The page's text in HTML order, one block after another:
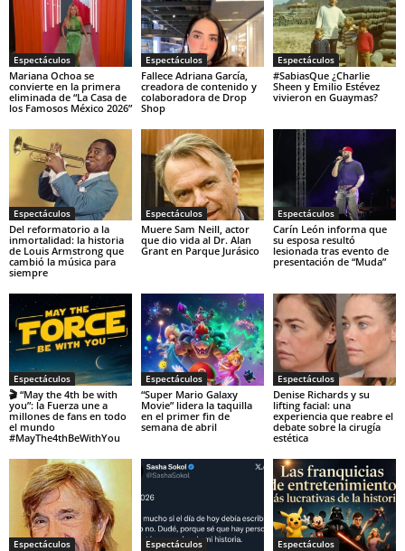
Espectáculos
Mariana Ochoa se
convierte en la primera
eliminada de “La Casa de
los Famosos México 2026”
Espectáculos
Fallece Adriana García,
creadora de contenido y
colaboradora de Drop
Shop
Espectáculos
#SabiasQue ¿Charlie
Sheen y Emilio Estévez
vivieron en Guaymas?
Espectáculos
Del reformatorio a la
inmortalidad: la historia
de Louis Armstrong que
cambió la música para
siempre
Espectáculos
Muere Sam Neill, actor
que dio vida al Dr. Alan
Grant en Parque Jurásico
Espectáculos
Carín León informa que
su esposa resultó
lesionada tras evento de
presentación de “Muda”
Espectáculos
🎬 “May the 4th be with
you”: la Fuerza une a
millones de fans en todo
el mundo
#MayThe4thBeWithYou
Espectáculos
“Super Mario Galaxy
Movie” lidera la taquilla
en el primer fin de
semana de abril
Espectáculos
Denise Richards y su
lifting facial: una
experiencia que reabre el
debate sobre la cirugía
estética
Espectáculos Espectáculos Espectáculos